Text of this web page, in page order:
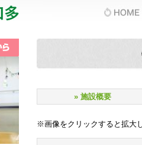
» 施設概要
※画像をクリックすると拡大